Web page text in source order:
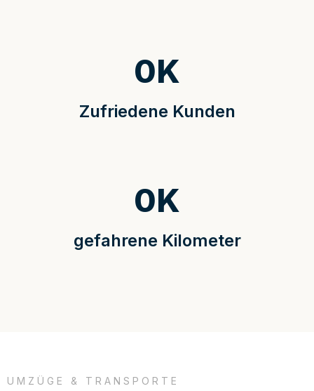
Zufriedene Kunden
0K
gefahrene Kilometer
0K
UMZÜGE & TRANSPORTE